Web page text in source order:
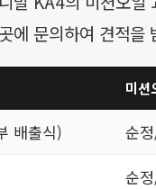
에 문의하여 견적을
미션
배출식) 순
순